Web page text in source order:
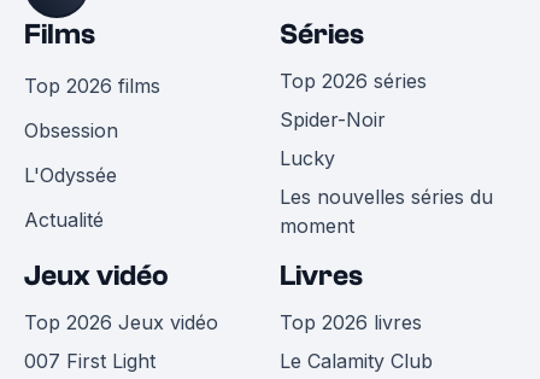
Films
Top 2026 films
Obsession
L'Odyssée
Actualité
Séries
Top 2026 séries
Spider-Noir
Lucky
Les nouvelles séries du
moment
Jeux vidéo
Top 2026 Jeux vidéo
007 First Light
Livres
Top 2026 livres
Le Calamity Club